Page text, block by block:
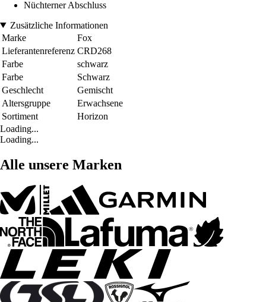
Nüchterner Abschluss
Zusätzliche Informationen
Marke
Fox
Lieferantenreferenz CRD268
Farbe
schwarz
Farbe
Schwarz
Geschlecht
Gemischt
Altersgruppe
Erwachsene
Sortiment
Horizon
Loading...
Loading...
Alle unsere Marken